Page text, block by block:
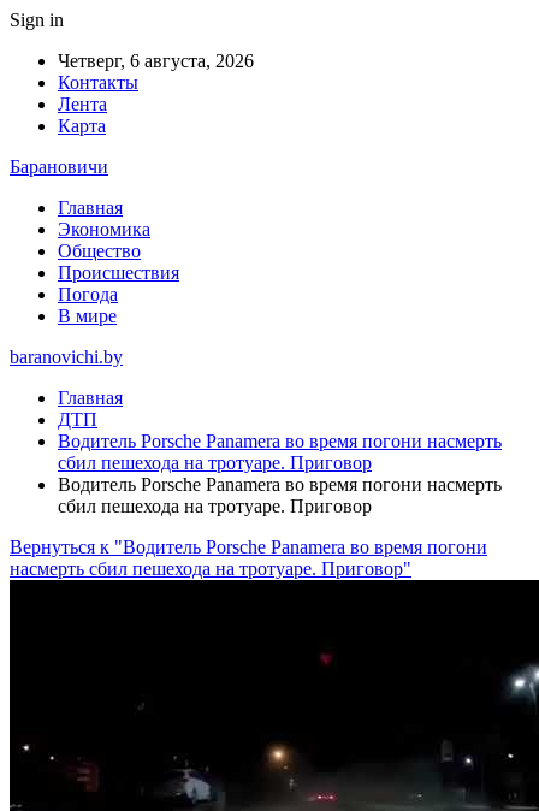
Sign in
Четверг, 6 августа, 2026
Контакты
Лента
Карта
Барановичи
Главная
Экономика
Общество
Происшествия
Погода
В мире
baranovichi.by
Главная
ДТП
Водитель Porsche Panamera во время погони насмерть
сбил пешехода на тротуаре. Приговор
Водитель Porsche Panamera во время погони насмерть
сбил пешехода на тротуаре. Приговор
Вернуться к "Водитель Porsche Panamera во время погони
насмерть сбил пешехода на тротуаре. Приговор"